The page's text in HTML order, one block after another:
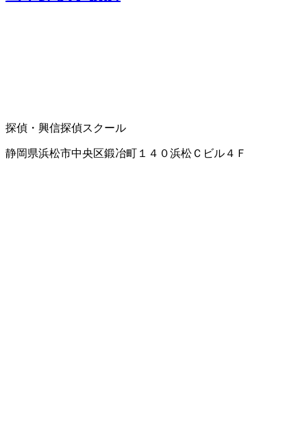
探偵・興信探偵スクール
静岡県浜松市中央区鍛冶町１４０浜松Ｃビル４Ｆ